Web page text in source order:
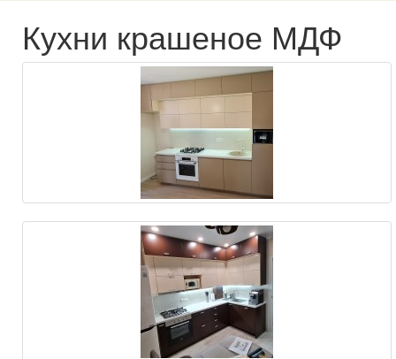
Кухни крашеное МДФ